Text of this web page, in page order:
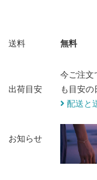
送料 無料
出荷目安
今ご注文
も目安の
配送と
お知らせ